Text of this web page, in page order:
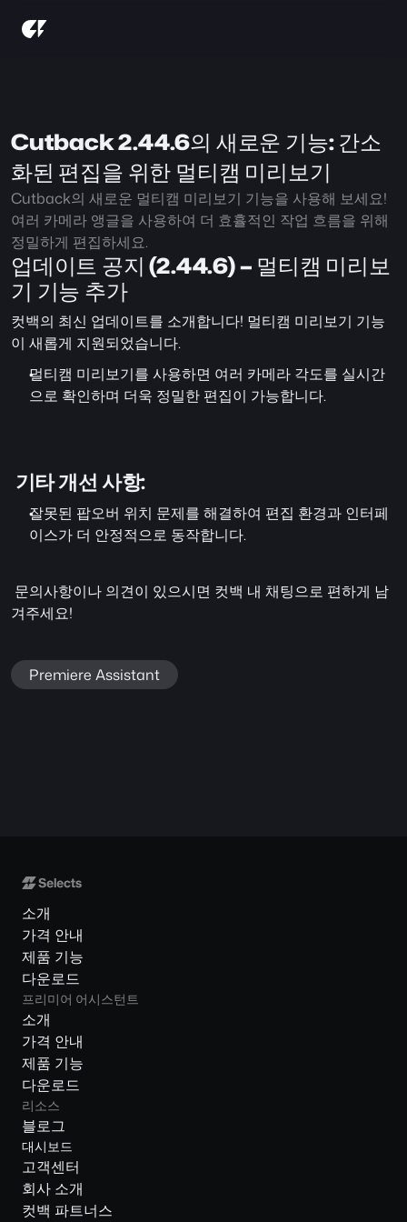
Cutback 2.44.6의 새로운 기능: 간소
화된 편집을 위한 멀티캠 미리보기
Cutback의 새로운 멀티캠 미리보기 기능을 사용해 보세요!
여러 카메라 앵글을 사용하여 더 효휼적인 작업 흐름을 위해
정밀하게 편집하세요.
업데이트 공지 (2.44.6) – 멀티캠 미리보
기 기능 추가
컷백의 최신 업데이트를 소개합니다! 멀티캠 미리보기 기능
이 새롭게 지원되었습니다.
멀티캠 미리보기를 사용하면 여러 카메라 각도를 실시간
으로 확인하며 더욱 정밀한 편집이 가능합니다.
기타 개선 사항:
잘못된 팝오버 위치 문제를 해결하여 편집 환경과 인터페
이스가 더 안정적으로 동작합니다.
겨주세요!
Premiere Assistant
소개
가격 안내
제품 기능
다운로드
프리미어 어시스턴트
소개
가격 안내
제품 기능
다운로드
리소스
블로그
대시보드
고객센터
회사 소개
컷백 파트너스